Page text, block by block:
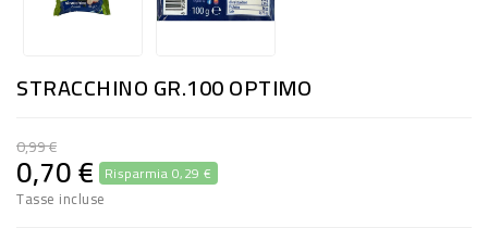
PASTA,
E
FARINA
DIETETICO
NATURALI
STRACCHINO GR.100 OPTIMO
0,99 €
0,70 € Risparmia 0,29 €
Tasse incluse